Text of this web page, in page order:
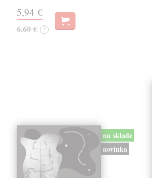
5,94 €
6,60 € ?
na sklade
novinka